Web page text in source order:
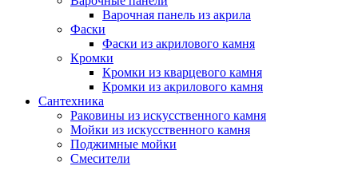
Варочная панель из акрила
Фаски
Фаски из акрилового камня
Кромки
Кромки из кварцевого камня
Кромки из акрилового камня
Сантехника
Раковины из искусственного камня
Мойки из искусственного камня
Поджимные мойки
Смесители